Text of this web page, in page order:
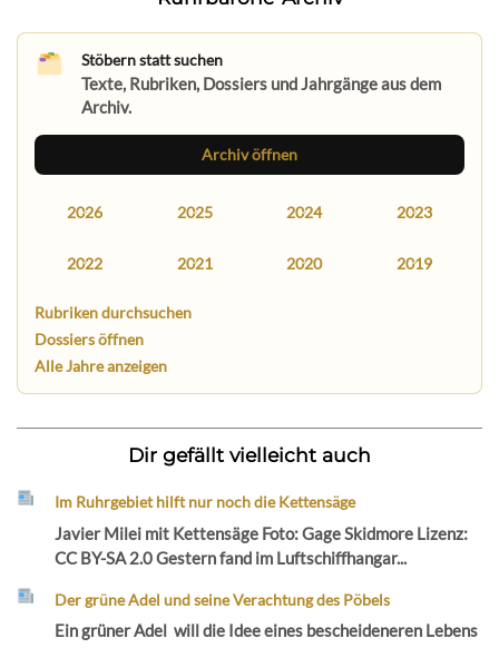
Stöbern statt suchen
Texte, Rubriken, Dossiers und Jahrgänge aus dem
Archiv.
Archiv öffnen
2026 2025 2024 2023
2022 2021 2020 2019
Rubriken durchsuchen
Dossiers öffnen
Alle Jahre anzeigen
Dir gefällt vielleicht auch
Im Ruhrgebiet hilft nur noch die Kettensäge
Javier Milei mit Kettensäge Foto: Gage Skidmore Lizenz:
CC BY-SA 2.0 Gestern fand im Luftschiffhangar...
Der grüne Adel und seine Verachtung des Pöbels
Ein grüner Adel will die Idee eines bescheideneren Lebens